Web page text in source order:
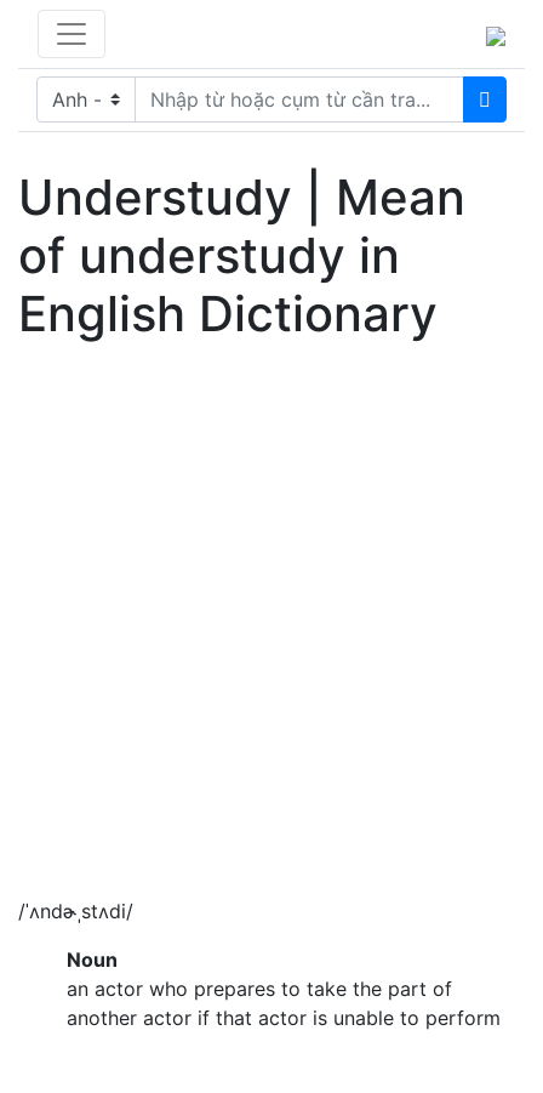
Understudy | Mean
of understudy in
English Dictionary
/ˈʌndɚˌstʌdi/
Noun
an actor who prepares to take the part of
another actor if that actor is unable to perform